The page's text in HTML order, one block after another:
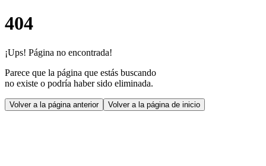
404
¡Ups! Página no encontrada!
Parece que la página que estás buscando
no existe o podría haber sido eliminada.
Volver a la página anterior Volver a la página de inicio